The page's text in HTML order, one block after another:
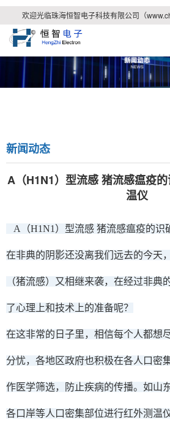
欢迎光临珠海恒智电子科技有限公司（
新闻动态
A（H1N1）型流感 猪流感瘟疫
温仪
A（H1N1）型流感 猪流感瘟疫的
在非典的阴影还没离我们远去的今天
（猪流感）又相继来袭，在经过非典
了心理上和技术上的准备呢？
在这非常的日子里，相信每个人都想
分忧，各地区政府也积极在各人口密
作医学筛选，防止疾病的传播。如山
各口岸等人口密集部位进行红外测温